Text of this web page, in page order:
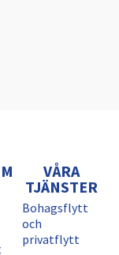
VÅRA
TJÄNSTER
Bohagsflytt
och
privatflytt